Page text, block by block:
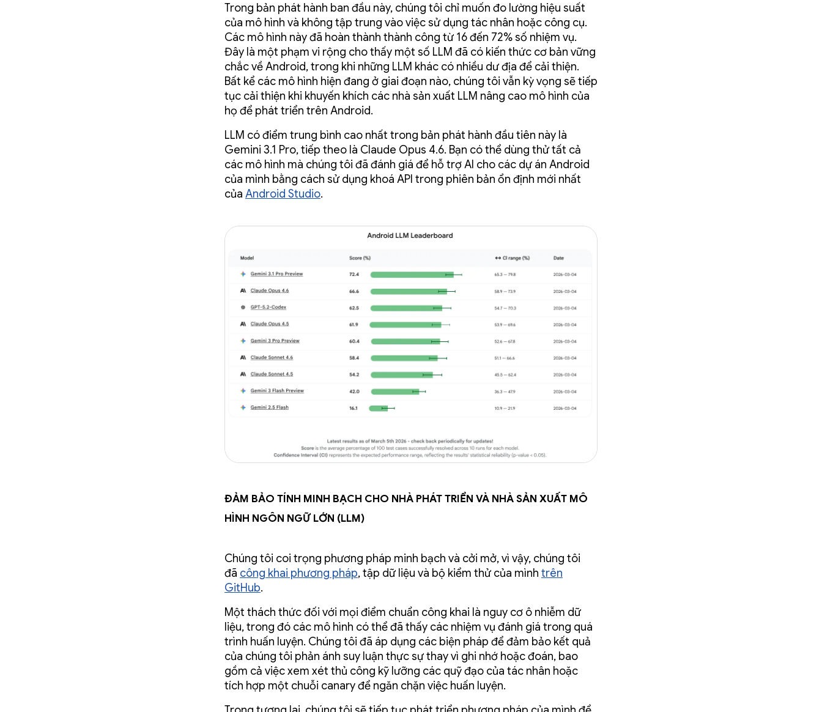
Trong bản phát hành ban đầu này, chúng tôi chỉ muốn đo lường hiệu suất
của mô hình và không tập trung vào việc sử dụng tác nhân hoặc công cụ.
Các mô hình này đã hoàn thành thành công từ 16 đến 72% số nhiệm vụ.
Đây là một phạm vi rộng cho thấy một số LLM đã có kiến thức cơ bản vững
chắc về Android, trong khi những LLM khác có nhiều dư địa để cải thiện.
Bất kể các mô hình hiện đang ở giai đoạn nào, chúng tôi vẫn kỳ vọng sẽ tiếp
tục cải thiện khi khuyến khích các nhà sản xuất LLM nâng cao mô hình của
họ để phát triển trên Android.
LLM có điểm trung bình cao nhất trong bản phát hành đầu tiên này là
Gemini 3.1 Pro, tiếp theo là Claude Opus 4.6. Bạn có thể dùng thử tất cả
các mô hình mà chúng tôi đã đánh giá để hỗ trợ AI cho các dự án Android
của mình bằng cách sử dụng khoá API trong phiên bản ổn định mới nhất
của Android Studio.
Đảm bảo tính minh bạch cho nhà phát triển và nhà sản xuất mô
hình ngôn ngữ lớn (LLM)
Chúng tôi coi trọng phương pháp minh bạch và cởi mở, vì vậy, chúng tôi
đã công khai phương pháp, tập dữ liệu và bộ kiểm thử của mình trên
GitHub.
Một thách thức đối với mọi điểm chuẩn công khai là nguy cơ ô nhiễm dữ
liệu, trong đó các mô hình có thể đã thấy các nhiệm vụ đánh giá trong quá
trình huấn luyện. Chúng tôi đã áp dụng các biện pháp để đảm bảo kết quả
của chúng tôi phản ánh suy luận thực sự thay vì ghi nhớ hoặc đoán, bao
gồm cả việc xem xét thủ công kỹ lưỡng các quỹ đạo của tác nhân hoặc
tích hợp một chuỗi canary để ngăn chặn việc huấn luyện.